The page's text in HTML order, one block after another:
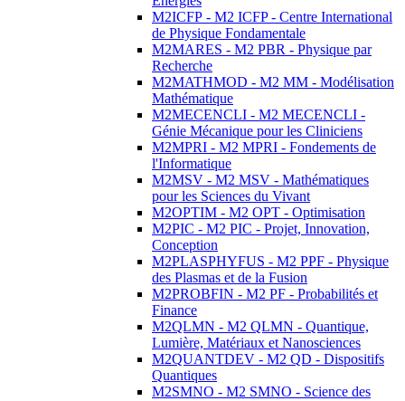
M2ICFP - M2 ICFP - Centre International
de Physique Fondamentale
M2MARES - M2 PBR - Physique par
Recherche
M2MATHMOD - M2 MM - Modélisation
Mathématique
M2MECENCLI - M2 MECENCLI -
Génie Mécanique pour les Cliniciens
M2MPRI - M2 MPRI - Fondements de
l'Informatique
M2MSV - M2 MSV - Mathématiques
pour les Sciences du Vivant
M2OPTIM - M2 OPT - Optimisation
M2PIC - M2 PIC - Projet, Innovation,
Conception
M2PLASPHYFUS - M2 PPF - Physique
des Plasmas et de la Fusion
M2PROBFIN - M2 PF - Probabilités et
Finance
M2QLMN - M2 QLMN - Quantique,
Lumière, Matériaux et Nanosciences
M2QUANTDEV - M2 QD - Dispositifs
Quantiques
M2SMNO - M2 SMNO - Science des